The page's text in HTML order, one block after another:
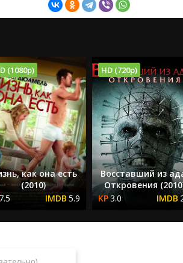
(1080p)
как она есть
(2010)
7.5
5.9
HD (720p)
Восставший из
Откровения
3.0